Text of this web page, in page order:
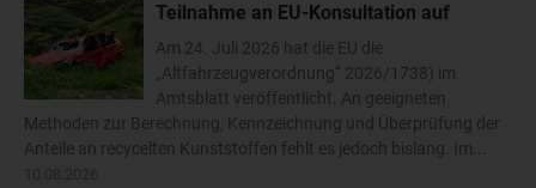
Teilnahme an EU-Konsultation auf
Am 24. Juli 2026 hat die EU die
„Altfahrzeugverordnung“ 2026/1738) im
Amtsblatt veröffentlicht. An geeigneten
Methoden zur Berechnung, Kennzeichnung und Überprüfung der
Anteile an recycelten Kunststoffen fehlt es jedoch bislang. Im...